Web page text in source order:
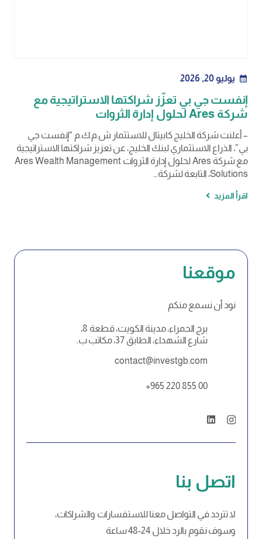
calendar_month يوليو 20, 2026
إنفست جي بي تعزّز شراكتها الاستراتيجية مع
شركة Ares لحلول إدارة الثروات
– أعلنت شركة الخليج كابيتال للاستثمار ش.م.ك.م “إنفست جي
بي”، الذراع الاستثماري لبنك الخليج، عن تعزيز شراكتها الاستراتيجية
مع شركة Ares لحلول إدارة الثروات Ares Wealth Management
Solutions، التابعة لشركة…
اقرأ المزيد
موقعنا
نود أن نسمع منكم
برج الحمراء، مدينة الكويت، قطعة 8،
شارع الشهداء، الطابق 37، مكاتب ب.
contact@investgb.com
+965 220 855 00
اتصل بنا
لا تتردد في التواصل معنا للاستفسارات والشراكات،
وسوف نقوم بالرد خلال 24-48 ساعة